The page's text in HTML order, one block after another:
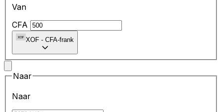
Van
CFA
XOF - CFA-frank
Naar
Naar